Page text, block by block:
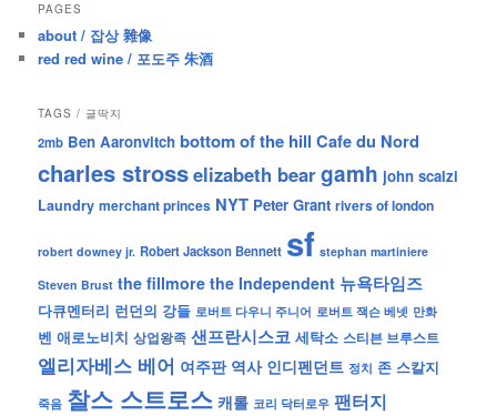
PAGES
about / 잡상 雜像
red red wine / 포도주 朱酒
TAGS / 글딱지
2mb Ben Aaronvitch bottom of the hill Cafe du Nord
charles strosselizabeth beargamh john scalzi
Laundry merchant princes NYT Peter Grant rivers of london
robert downey jr. Robert Jackson Bennett sf stephan martiniere
Steven Brust the fillmore the Independent 뉴욕타임즈
다큐멘터리 런던의 강들 로버트 다우니 주니어 로버트 잭슨 베넷 만화
벤 애로노비치 상업왕족 샌프란시스코 세탁소 스티븐 브루스트
엘리자베스 베어 여주판 역사 인디펜던트 정치 존 스칼지
죽음 찰스 스트로스 캐롤 코리 닥터로우 팬터지